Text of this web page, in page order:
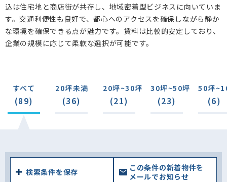
込は住宅地と商店街が共存し、地域密着型ビジネスに向いていま
す。交通利便性も良好で、都心へのアクセスを確保しながら静か
な環境を確保できる点が魅力です。賃料は比較的安定しており、
企業の規模に応じて柔軟な選択が可能です。
すべて
(89)
20坪未満
(36)
20坪~30坪
(21)
30坪~50坪
(23)
50坪
(6)
検索条件を保存
この条件の新着物件を
メールでお知らせ